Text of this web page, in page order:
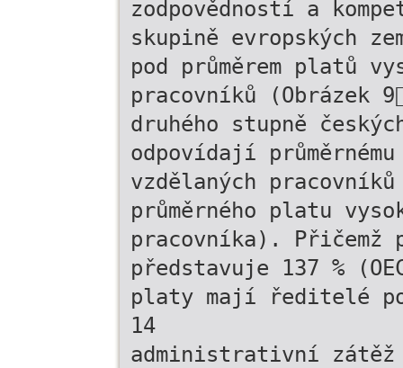
zodpovědností a
skupině evropských
pod průměrem platů
pracovníků (Obrázek
druhého stupně
odpovídají
vzdělaných
průměrného platu
pracovníka). Přičemž
představuje 137 %
platy mají ředitelé
14
administrativní